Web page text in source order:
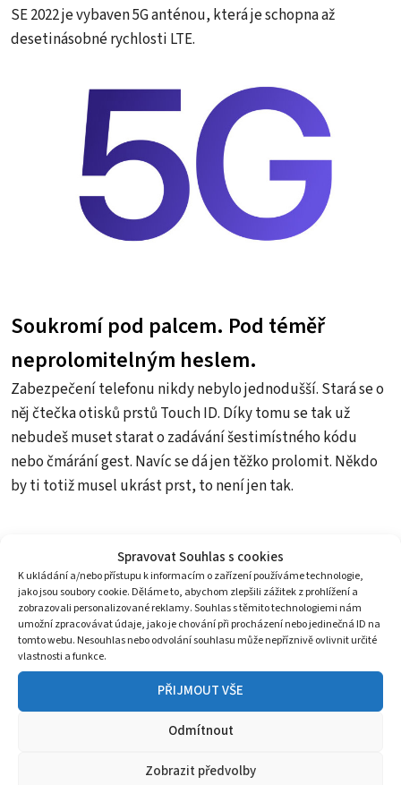
Spravovat Souhlas s cookies
K ukládání a/nebo přístupu k informacím o zařízení používáme technologie,
jako jsou soubory cookie. Děláme to, abychom zlepšili zážitek z prohlížení a
zobrazovali personalizované reklamy. Souhlas s těmito technologiemi nám
umožní zpracovávat údaje, jako je chování při procházení nebo jedinečná ID na
tomto webu. Nesouhlas nebo odvolání souhlasu může nepříznivě ovlivnit určité
vlastnosti a funkce.
PŘIJMOUT VŠE
Odmítnout
Zobrazit předvolby
SE 2022 je vybaven 5G anténou, která je schopna až
desetinásobné rychlosti LTE.
Soukromí pod palcem. Pod téměř
neprolomitelným heslem.
Zabezpečení telefonu nikdy nebylo jednodušší. Stará se o
něj čtečka otisků prstů Touch ID. Díky tomu se tak už
nebudeš muset starat o zadávání šestimístného kódu
nebo čmárání gest. Navíc se dá jen těžko prolomit. Někdo
by ti totiž musel ukrást prst, to není jen tak.